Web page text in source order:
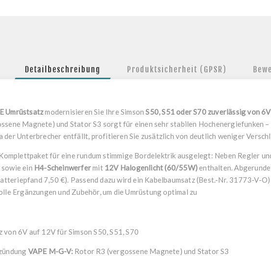
Detailbeschreibung Produktsicherheit (GPSR)
Umrüstsatzmodernisieren Sie Ihre Simson S50, S51 oder S70 zuverlässig von
Magnete) und Stator S3 sorgt für einen sehr stabilen Hochenergiefunken
der Unterbrecher entfällt, profitieren Sie zusätzlich von deutlich weniger
für eine rundum stimmige Bordelektrik ausgelegt: Neben Regler
ein H4-Scheinwerfermit 12V Halogenlicht (60/55W)enthalten.
7,50 €). Passend dazu wird ein Kabelbaumsatz (Best.-Nr. 31773-V-
Ergänzungen und Zubehör, um die Umrüstung optimal zu
von 6V auf 12V für Simson S50, S51, S70
VAPE M-G-V: Rotor R3 (vergossene Magnete) und Stator S3